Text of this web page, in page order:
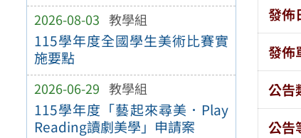
2026-08-03 教學組
115學年度全國學生美術比賽實
施要點
2026-06-29 教學組
115學年度「藝起來尋美．Play
Reading讀劇美學」申請案
發佈
發佈
公告
公告